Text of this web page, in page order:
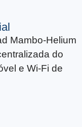
Mambo-Helium
do
e Wi-Fi de